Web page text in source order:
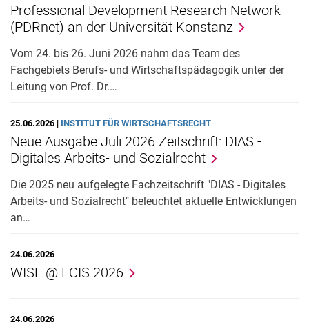
Professional Development Research Network
(PDRnet) an der Universität Konstanz
Vom 24. bis 26. Juni 2026 nahm das Team des
Fachgebiets Berufs- und Wirtschaftspädagogik unter der
Leitung von Prof. Dr.…
25.06.2026 | INSTITUT FÜR WIRTSCHAFTSRECHT
Neue Ausgabe Juli 2026 Zeitschrift: DIAS -
Digitales Arbeits- und Sozialrecht
Die 2025 neu aufgelegte Fachzeitschrift "DIAS - Digitales
Arbeits- und Sozialrecht" beleuchtet aktuelle Entwicklungen
an…
24.06.2026
WISE @ ECIS 2026
24.06.2026